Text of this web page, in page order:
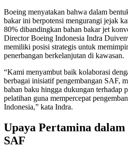
Boeing menyatakan bahwa dalam
bakar ini berpotensi mengurangi jejak
80% dibandingkan bahan bakar jet
Director Boeing Indonesia Indra
memiliki posisi strategis untuk
penerbangan berkelanjutan di kawasan.
“Kami menyambut baik kolaborasi
berbagai inisiatif pengembangan SAF,
bahan baku hingga dukungan terhadap
pelatihan guna mempercepat
Indonesia,” kata Indra.
Upaya Pertamina dalam
SAF